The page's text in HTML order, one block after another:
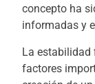
concepto ha
informadas y
La estabilidad
factores